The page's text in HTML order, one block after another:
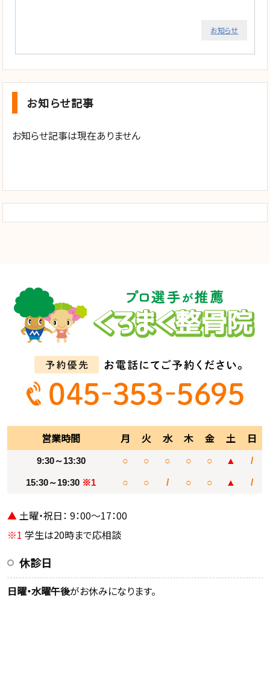
お知らせ
お知らせ記事
お知らせ記事は現在ありません
営業時間 月 火 水 木 金 土 日
9:30～13:30 ○ ○ ○ ○ ○ ▲ /
15:30～19:30 ※1 ○ ○ / ○ ○ ▲ /
▲ 土曜・祝日： 9：00～17：00
※1 学生は20時まで応相談
休診日
日曜・水曜午後がお休みになります。